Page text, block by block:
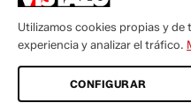
Utilizamos cookies propias y de
experiencia y analizar el tráfico.
CONFIGURAR